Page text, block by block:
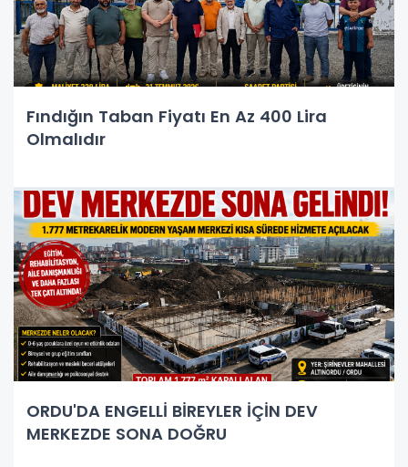
Fındığın Taban Fiyatı En Az 400 Lira
Olmalıdır
ORDU'DA ENGELLİ BİREYLER İÇİN DEV
MERKEZDE SONA DOĞRU